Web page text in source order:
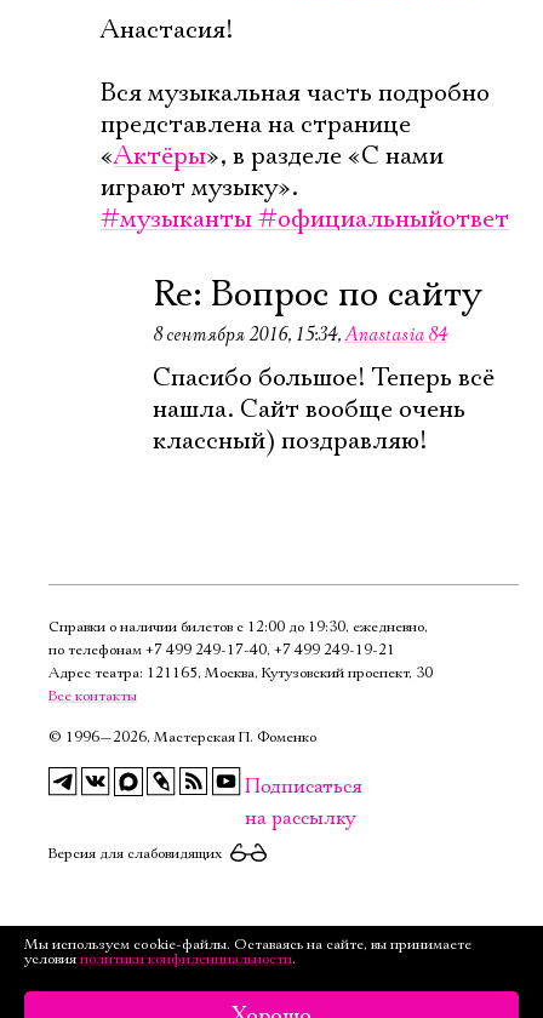
Анастасия!
Вся музыкальная часть подробно
представлена на странице
«Актёры», в разделе «С нами
играют музыку».
#музыканты#официальныйответ
Re: Вопрос по сайту
8 сентября 2016, 15:34,Anastasia 84
Спасибо большое! Теперь всё
нашла. Сайт вообще очень
классный) поздравляю!
Справки о наличии билетов с 12:00 до 19:30, ежедневно,
по телефонам +7 499 249‑17‑40, +7 499 249‑19‑21
Адрес театра: 121165, Москва, Кутузовский проспект, 30
Все контакты
© 1996—2026, Мастерская П. Фоменко
Подписаться
на рассылку
Версия для слабовидящих
Ознакомиться
Мы используем cookie-файлы. Оставаясь на сайте, вы принимаете
условия политики конфиденциальности.